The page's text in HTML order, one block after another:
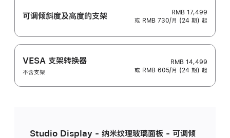
可调倾斜度及高‍度的支‍架
RMB 17,499
或 RMB 730/月 (24 期) 起
VESA 支架转换器
不含支架
RMB 14,499
或 RMB 605/月 (24 期) 起
Studio Display - 纳米纹理玻璃面板 - 可调倾